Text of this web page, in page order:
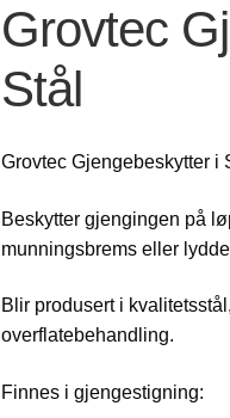
Grovtec
Stål
Grovtec Gjengebeskytter i
Beskytter gjengingen på
munningsbrems eller
Blir produsert i
overflatebehandling.
Finnes i gjengestigning: